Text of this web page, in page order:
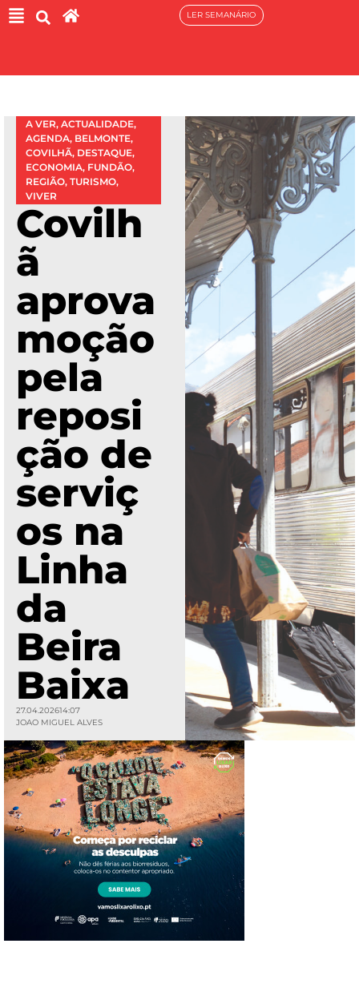
LER SEMANÁRIO
A VER, ACTUALIDADE,
AGENDA, BELMONTE,
COVILHÃ, DESTAQUE,
ECONOMIA, FUNDÃO,
REGIÃO, TURISMO,
VIVER
Covilh
ã
aprova
moção
pela
reposi
ção de
serviç
os na
Linha
da
Beira
Baixa
27.04.202614:07
JOAO MIGUEL ALVES